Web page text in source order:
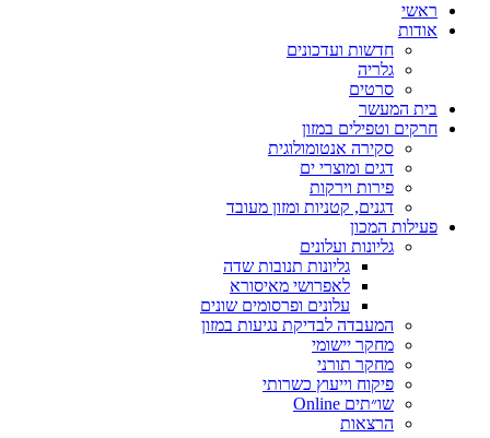
ראשי
אודות
חדשות ועדכונים
גלריה
סרטים
בית המעשר
חרקים וטפילים במזון
סקירה אנטומולוגית
דגים ומוצרי ים
פירות וירקות
דגנים, קטניות ומזון מעובד
פעילות המכון
גליונות ועלונים
גליונות תנובות שדה
לאפרושי מאיסורא
עלונים ופרסומים שונים
המעבדה לבדיקת נגיעות במזון
מחקר יישומי
מחקר תורני
פיקוח וייעוץ כשרותי
שו״תים Online
הרצאות